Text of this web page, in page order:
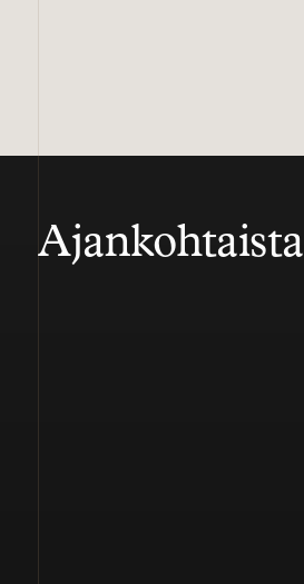
Ajankohtaista